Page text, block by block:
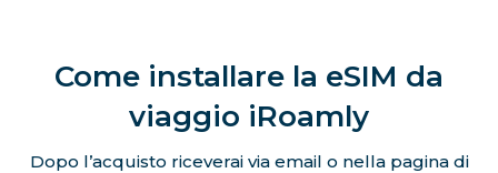
Come installare la eSIM da
viaggio iRoamly
Dopo l’acquisto riceverai via email o nella pagina di